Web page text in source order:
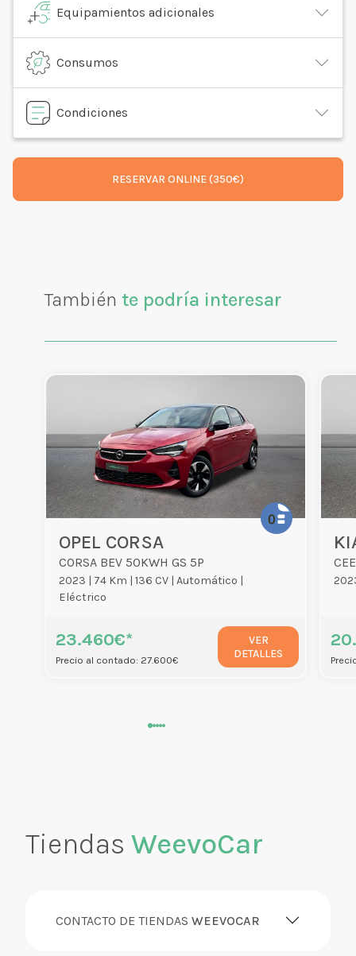
Equipamientos adicionales
Consumos
Condiciones
RESERVAR ONLINE (350€)
También te podría interesar
OPEL CORSA
CORSA BEV 50KWH GS 5P
2023 | 74 Km | 136 CV | Automático |
Eléctrico
23.460€*
Precio al contado: 27.600€
VER
DETALLES
Tiendas WeevoCar
CONTACTO DE TIENDASWEEVOCAR